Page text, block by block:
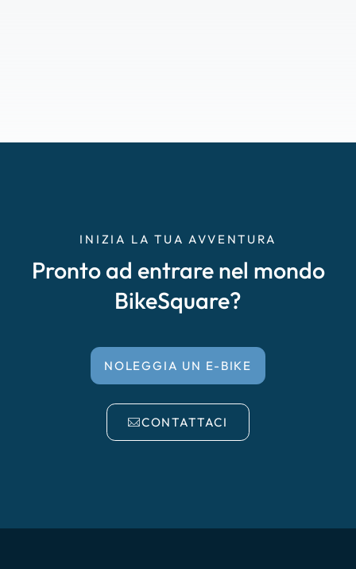
INIZIA LA TUA AVVENTURA
Pronto ad entrare nel mondo
BikeSquare?
NOLEGGIA UN E-BIKE
CONTATTACI